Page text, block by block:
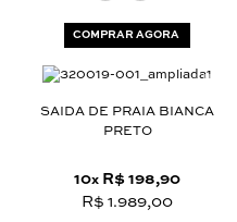
COMPRAR AGORA
SAIDA DE PRAIA BIANCA
PRETO
10x R$ 198,90
R$ 1.989,00